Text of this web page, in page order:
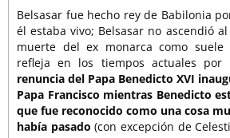
Belsasar fue hecho rey de Babilonia
él estaba vivo; Belsasar no ascendió
muerte del ex monarca como
refleja en los tiempos actuales por
renuncia del Papa Benedicto XVI
Papa Francisco mientras Benedicto
que fue reconocido como una cosa
había pasado (con excepción de